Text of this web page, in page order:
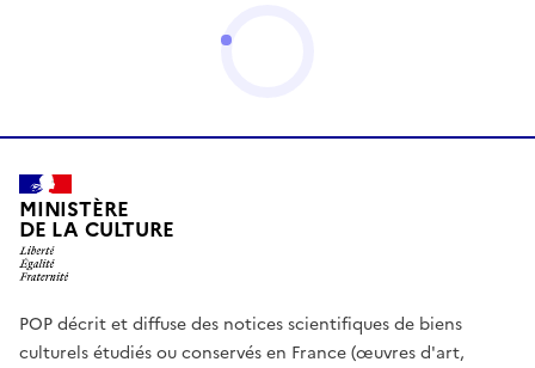
MINISTÈRE
DE LA CULTURE
POP décrit et diffuse des notices scientifiques de biens
culturels étudiés ou conservés en France (œuvres d'art,